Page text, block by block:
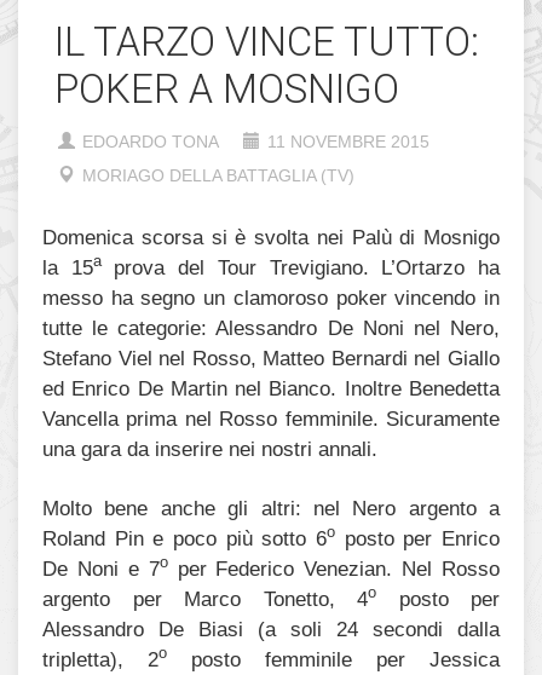
IL TARZO VINCE TUTTO:
POKER A MOSNIGO
EDOARDO TONA
11 NOVEMBRE 2015
MORIAGO DELLA BATTAGLIA (TV)
Domenica scorsa si è svolta nei Palù di Mosnigo
la 15aprova del Tour Trevigiano. L’Ortarzo ha
messo ha segno un clamoroso poker vincendo in
tutte le categorie: Alessandro De Noni nel Nero,
Stefano Viel nel Rosso, Matteo Bernardi nel Giallo
ed Enrico De Martin nel Bianco. Inoltre Benedetta
Vancella prima nel Rosso femminile. Sicuramente
una gara da inserire nei nostri annali.
Molto bene anche gli altri: nel Nero argento a
Roland Pin e poco più sotto 6o posto per Enrico
De Noni e 7oper Federico Venezian. Nel Rosso
argento per Marco Tonetto, 4o
posto per
Alessandro De Biasi (a soli 24 secondi dalla
tripletta), 2o
posto femminile per Jessica